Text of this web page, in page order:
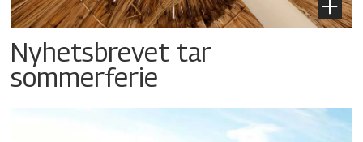
Nyhetsbrevet tar
sommerferie